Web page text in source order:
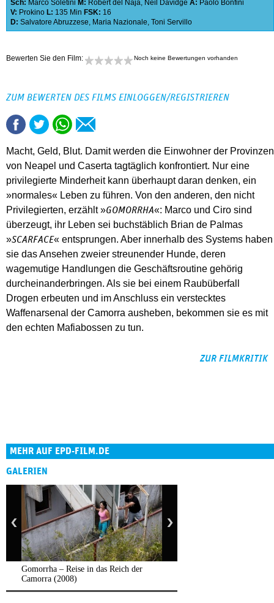
Sch: Marco Soletini M: Robert del Naja, Neil Davidge A: Paolo Bonfini
V: Prokino L: 135 Min FSK: 16
D: Salvatore Abruzzese, Maria Nazionale, Toni Servillo
Bewerten Sie den Film: Noch keine Bewertungen vorhanden
ZUM BEWERTEN DES FILMS EINLOGGEN/REGISTRIEREN
Macht, Geld, Blut. Damit werden die Einwohner der Provinzen
von Neapel und Caserta tagtäglich konfrontiert. Nur eine
privilegierte Minderheit kann überhaupt daran denken, ein
»normales« Leben zu führen. Von den anderen, den nicht
Privilegierten, erzählt »GOMORRHA«: Marco und Ciro sind
überzeugt, ihr Leben sei buchstäblich Brian de Palmas
»SCARFACE« entsprungen. Aber innerhalb des Systems haben
sie das Ansehen zweier streunender Hunde, deren
wagemutige Handlungen die Geschäftsroutine gehörig
durcheinanderbringen. Als sie bei einem Raubüberfall
Drogen erbeuten und im Anschluss ein verstecktes
Waffenarsenal der Camorra ausheben, bekommen sie es mit
den echten Mafiabossen zu tun.
ZUR FILMKRITIK
MEHR AUF EPD-FILM.DE
GALERIEN
Gomorrha – Reise in das Reich der
Camorra (2008)